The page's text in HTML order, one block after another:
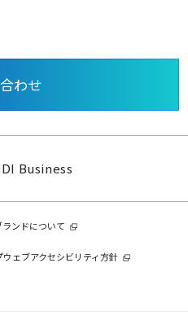
わせ
Business
ランドについて
ウェブアクセシビリティ方針